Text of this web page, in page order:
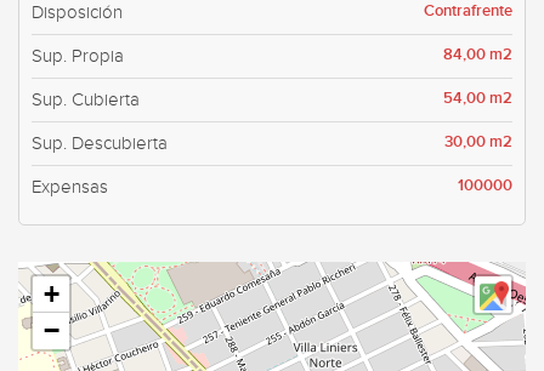
Disposición Contrafrente
Sup. Propia 84,00 m2
Sup. Cubierta 54,00 m2
Sup. Descubierta 30,00 m2
Expensas 100000
+
−